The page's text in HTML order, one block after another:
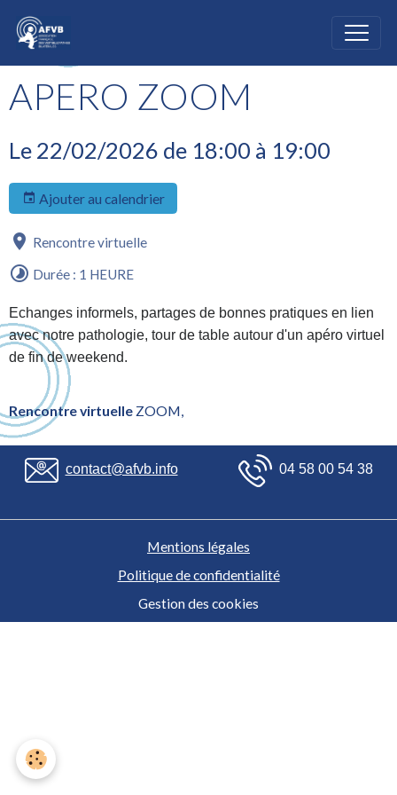
APERO ZOOM
Le 22/02/2026 de 18:00 à 19:00
Ajouter au calendrier
Rencontre virtuelle
Durée : 1 HEURE
Echanges informels, partages de bonnes pratiques en lien
avec notre pathologie, tour de table autour d'un apéro virtuel
de fin de weekend.
Rencontre virtuelle ZOOM,
contact@afvb.info 04 58 00 54 38
Mentions légales
Politique de confidentialité
Gestion des cookies